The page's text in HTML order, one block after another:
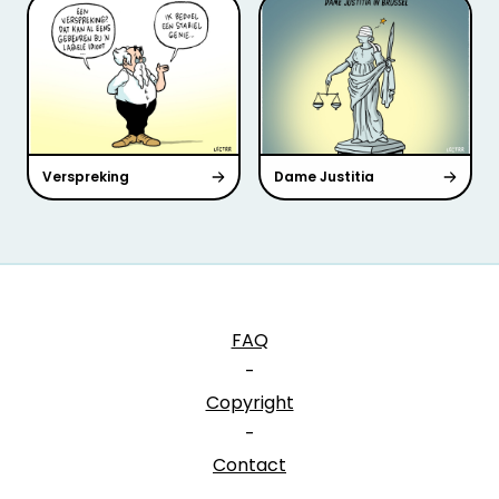
Verspreking Dame Justitia
FAQ
-
Copyright
-
Contact